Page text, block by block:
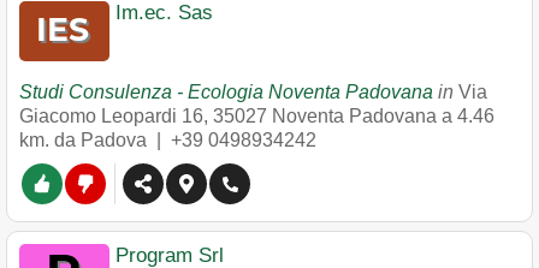
Im.ec. Sas
Studi Consulenza - Ecologia Noventa Padovana in Via
Giacomo Leopardi 16, 35027 Noventa Padovana a 4.46
km. da Padova | +39 0498934242
Program Srl